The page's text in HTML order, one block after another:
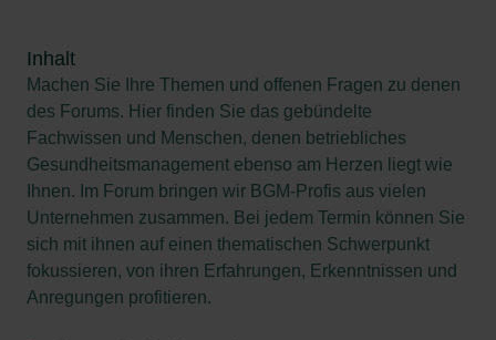
Inhalt
Machen Sie Ihre Themen und offenen Fragen zu denen
des Forums. Hier finden Sie das gebündelte
Fachwissen und Menschen, denen betriebliches
Gesundheitsmanagement ebenso am Herzen liegt wie
Ihnen. Im Forum bringen wir BGM-Profis aus vielen
Unternehmen zusammen. Bei jedem Termin können Sie
sich mit ihnen auf einen thematischen Schwerpunkt
fokussieren, von ihren Erfahrungen, Erkenntnissen und
Anregungen profitieren.